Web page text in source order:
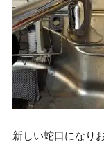
新しい蛇口になり